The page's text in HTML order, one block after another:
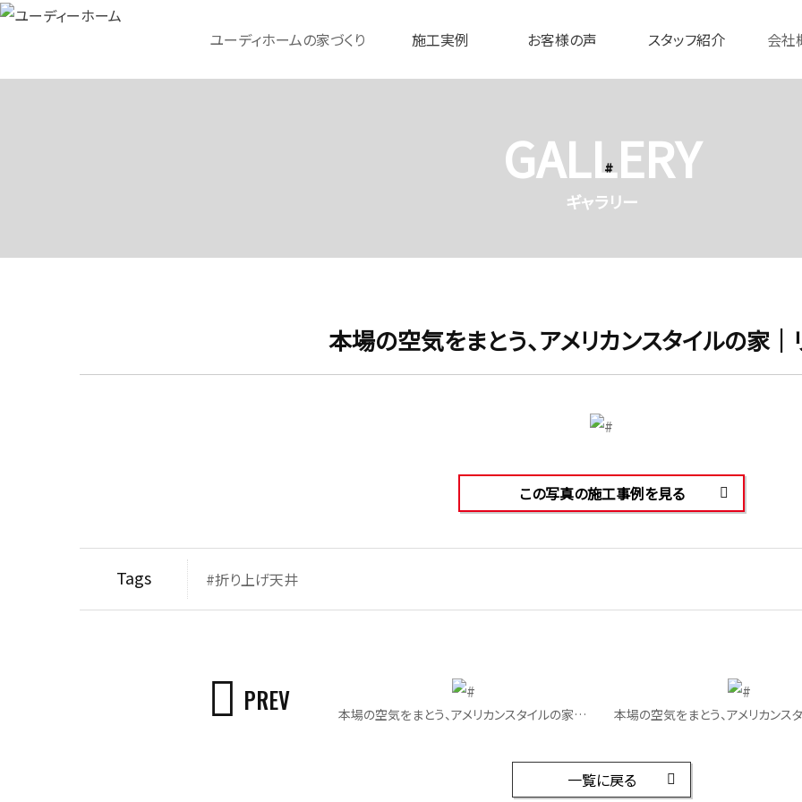
ユーディホームの家づくり 施工実例 お客様の声 スタッフ紹介 会社
GALLERY
ギャラリー
本場の空気をまとう、アメリカンスタイルの家｜
この写真の施工事例を見る
Tags #折り上げ天井
本場の空気をまとう、アメリカンスタイルの家｜外観
PREV
一覧に戻る